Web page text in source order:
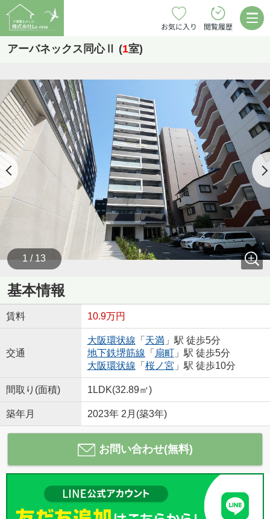
お気に入り 閲覧履歴
アーバネックス同心Ⅱ (1室)
1 / 13
基本情報
賃料 10.9万円
交通
大阪環状線 「 天満」駅 徒歩5分
地下鉄堺筋線 「 扇町」駅 徒歩5分
大阪環状線 「 桜ノ宮 」駅 徒歩10分
間取り(面積) 1LDK(32.89㎡)
築年月 2023年 2月(築3年)
お問い合わせ(無料)